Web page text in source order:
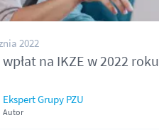
2022
na IKZE w 2022 roku
Ekspert Grupy PZU
Autor